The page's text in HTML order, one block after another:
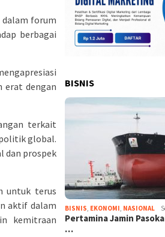
dalam forum
berbagai
erat dengan
terkait
global.
dan prospek
untuk terus
aktif dalam
kemitraan
BISNIS
BISNIS, EKONOMI, NASIONAL
Pertamina Jamin
…